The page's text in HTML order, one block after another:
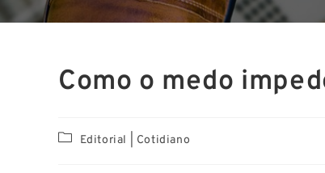
Como o medo
Editorial | Cotidiano